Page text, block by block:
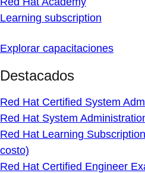
Learning subscription
Explorar capacitaciones
Destacados
Red Hat Certified System
Red Hat System
Red Hat Learning
costo)
Red Hat Certified Engineer